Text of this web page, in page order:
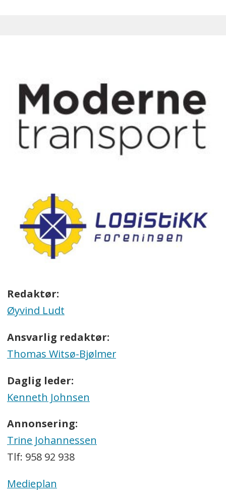
Redaktør:
Øyvind Ludt
Ansvarlig redaktør:
Thomas Witsø-Bjølmer
Daglig leder:
Kenneth Johnsen
Annonsering:
Trine Johannessen
Tlf: 958 92 938
Medieplan